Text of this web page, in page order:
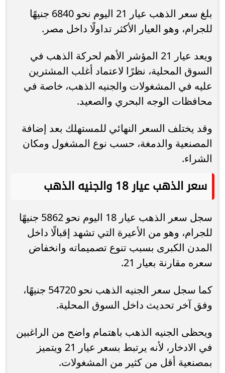
بلغ سعر الذهب عيار 21 اليوم نحو 6840 جنيهًا
للجرام، وهو العيار الأكثر تداولًا داخل مصر.
ويعد عيار 21 المؤشر الأهم لحركة الذهب في
السوق المحلية، نظرًا لاعتماد أغلب المشترين
عليه في المشغولات والجنيه الذهب، خاصة في
محافظات الوجه البحري والصعيد.
وقد يختلف السعر النهائي للمستهلك بعد إضافة
المصنعية والدمغة، حسب نوع المشغول ومكان
الشراء.
سعر الذهب عيار 18 والجنيه الذهب
سجل سعر الذهب عيار 18 اليوم نحو 5862 جنيهًا
للجرام، وهو من الأعيرة التي تشهد إقبالًا داخل
المدن الكبرى بسبب تنوع تصميماته وانخفاض
سعره مقارنة بعيار 21.
كما سجل سعر الجنيه الذهب نحو 54720 جنيهًا،
وفق آخر تحديث داخل السوق المحلية.
ويحظى الجنيه الذهب باهتمام واضح من الراغبين
في الادخار، لأنه يرتبط بسعر عيار 21 ويتميز
بمصنعية أقل من كثير من المشغولات.